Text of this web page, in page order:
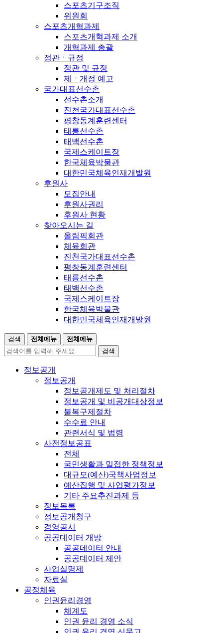
스포츠기구조직
위원회
스포츠개혁과제
스포츠개혁과제 소개
개혁과제 총괄
정관ㆍ규정
정관 및 규정
제ㆍ개정 예고
국가대표선수촌
선수촌소개
진천국가대표선수촌
평창동계훈련센터
태릉선수촌
태백선수촌
국제스케이트장
한국체육박물관
대한민국체육인재개발원
후원사
모집안내
후원사권리
후원사 현황
찾아오시는 길
올림픽회관
체육회관
진천국가대표선수촌
평창동계훈련센터
태릉선수촌
태백선수촌
국제스케이트장
한국체육박물관
대한민국체육인재개발원
검색 전체메뉴
전체메뉴
검색
정보공개
정보공개
정보공개제도 및 처리절차
정보공개 및 비공개대상정보
불복구제절차
수수료 안내
관련서식 및 법령
사전정보공표
전체
국민생활과 밀접한 정책정보
대규모(예산)국책사업정보
예산집행 및 사업평가정보
기타 주요추진과제 등
정보목록
정보공개청구
경영공시
공공데이터 개방
공공데이터 안내
공공데이터 제안
사업실명제
자료실
공정체육
인권윤리경영
체계도
인권 윤리 경영 소식